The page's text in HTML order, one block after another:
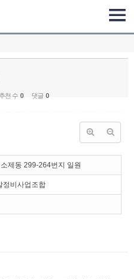
추천 수 0 댓글 0
제동 299-264번지 일원
정비사업조합